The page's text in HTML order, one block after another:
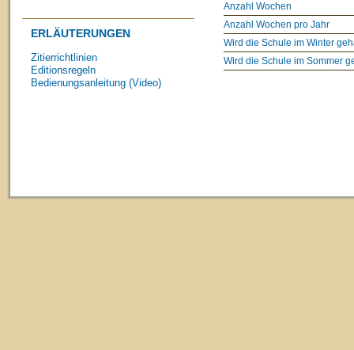
ERLÄUTERUNGEN
Zitierrichtlinien
Editionsregeln
Bedienungsanleitung (Video)
Anzahl Wochen
Anzahl Wochen pro Jahr
Wird die Schule im Winter
Wird die Schule im Sommer